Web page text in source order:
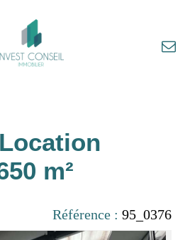
m²
Référence : 95_0376